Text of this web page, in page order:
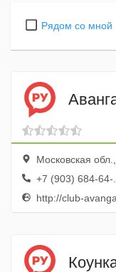
Рядом со мной
Московская
+7 (903) 684-64-...
http://club-